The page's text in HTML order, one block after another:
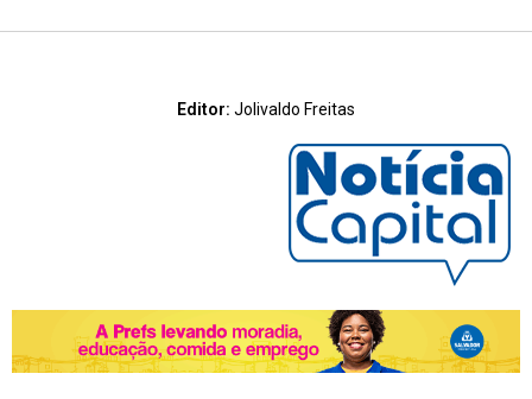
Editor: Jolivaldo Freitas